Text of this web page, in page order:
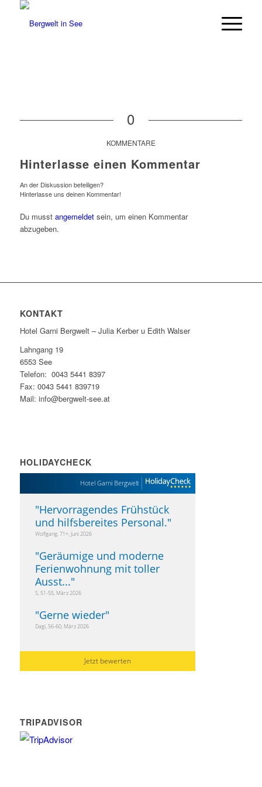
0
KOMMENTARE
Hinterlasse einen Kommentar
An der Diskussion beteiligen?
Hinterlasse uns deinen Kommentar!
Du musst angemeldetsein, um einen Kommentar
abzugeben.
KONTAKT
Hotel Garni Bergwelt – Julia Kerber u Edith Walser
Lahngang 19
6553 See
Telefon: 0043 5441 8397
Fax: 0043 5441 839719
Mail: info@bergwelt-see.at
HOLIDAYCHECK
Hotel Garni Bergwelt
"Hervorragendes Frühstück
und hilfsbereites Personal."
Wolfgang, 71+, Juni 2026
"Geräumige und moderne
Ferienwohnung mit toller
Ausst..."
S, 51-55, März 2026
"Gerne wieder"
Dagi, 56-60, März 2026
Jetzt bewerten
TRIPADVISOR